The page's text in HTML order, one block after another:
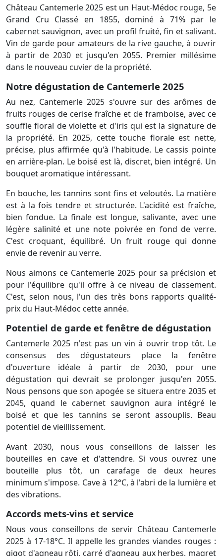
Château Cantemerle 2025 est un Haut-Médoc rouge, 5e
Grand Cru Classé en 1855, dominé à 71% par le
cabernet sauvignon, avec un profil fruité, fin et salivant.
Vin de garde pour amateurs de la rive gauche, à ouvrir
à partir de 2030 et jusqu'en 2055. Premier millésime
dans le nouveau cuvier de la propriété.
Notre dégustation de Cantemerle 2025
Au nez, Cantemerle 2025 s'ouvre sur des arômes de
fruits rouges de cerise fraîche et de framboise, avec ce
souffle floral de violette et d'iris qui est la signature de
la propriété. En 2025, cette touche florale est nette,
précise, plus affirmée qu'à l'habitude. Le cassis pointe
en arrière-plan. Le boisé est là, discret, bien intégré. Un
bouquet aromatique intéressant.
En bouche, les tannins sont fins et veloutés. La matière
est à la fois tendre et structurée. L'acidité est fraîche,
bien fondue. La finale est longue, salivante, avec une
légère salinité et une note poivrée en fond de verre.
C'est croquant, équilibré. Un fruit rouge qui donne
envie de revenir au verre.
Nous aimons ce Cantemerle 2025 pour sa précision et
pour l'équilibre qu'il offre à ce niveau de classement.
C'est, selon nous, l'un des très bons rapports qualité-
prix du Haut-Médoc cette année.
Potentiel de garde et fenêtre de dégustation
Cantemerle 2025 n'est pas un vin à ouvrir trop tôt. Le
consensus des dégustateurs place la fenêtre
d'ouverture idéale à partir de 2030, pour une
dégustation qui devrait se prolonger jusqu'en 2055.
Nous pensons que son apogée se situera entre 2035 et
2045, quand le cabernet sauvignon aura intégré le
boisé et que les tannins se seront assouplis. Beau
potentiel de vieillissement.
Avant 2030, nous vous conseillons de laisser les
bouteilles en cave et d'attendre. Si vous ouvrez une
bouteille plus tôt, un carafage de deux heures
minimum s'impose. Cave à 12°C, à l'abri de la lumière et
des vibrations.
Accords mets-vins et service
Nous vous conseillons de servir Château Cantemerle
2025 à 17-18°C. Il appelle les grandes viandes rouges :
gigot d'agneau rôti, carré d'agneau aux herbes, magret